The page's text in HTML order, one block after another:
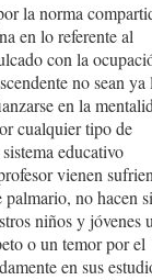
la norma
en lo referente al
con la
no sean ya
en la
cualquier tipo de
educativo
vienen
palmario, no hacen
niños y jóvenes
o un temor por el
en sus